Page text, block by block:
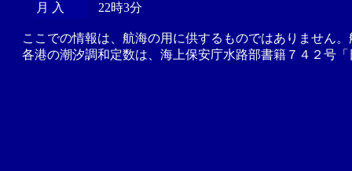
月 入
22時3分
ここでの情報は、航海の用に供するものではありません
各港の潮汐調和定数は、海上保安庁水路部書籍７４２号